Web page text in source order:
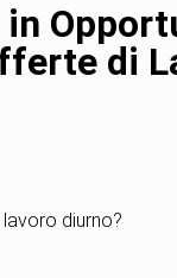
di
diurno?